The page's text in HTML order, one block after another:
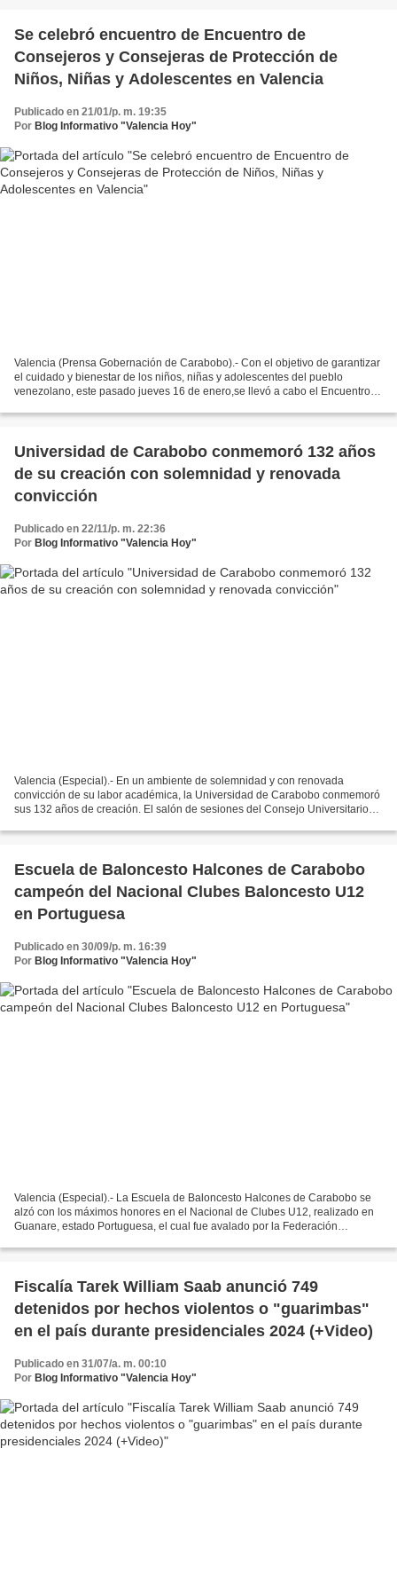
Se celebró encuentro de Encuentro de
Consejeros y Consejeras de Protección de
Niños, Niñas y Adolescentes en Valencia
Publicado en 21/01/p. m. 19:35
Por Blog Informativo "Valencia Hoy"
Valencia (Prensa Gobernación de Carabobo).- Con el objetivo de garantizar
el cuidado y bienestar de los niños, niñas y adolescentes del pueblo
venezolano, este pasado jueves 16 de enero,se llevó a cabo el Encuentro
Universidad de Carabobo conmemoró 132 años
de su creación con solemnidad y renovada
convicción
Publicado en 22/11/p. m. 22:36
Por Blog Informativo "Valencia Hoy"
Valencia (Especial).- En un ambiente de solemnidad y con renovada
convicción de su labor académica, la Universidad de Carabobo conmemoró
sus 132 años de creación. El salón de sesiones del Consejo Universitario
Escuela de Baloncesto Halcones de Carabobo
campeón del Nacional Clubes Baloncesto U12
en Portuguesa
Publicado en 30/09/p. m. 16:39
Por Blog Informativo "Valencia Hoy"
Valencia (Especial).- La Escuela de Baloncesto Halcones de Carabobo se
alzó con los máximos honores en el Nacional de Clubes U12, realizado en
Guanare, estado Portuguesa, el cual fue avalado por la Federación
Fiscalía Tarek William Saab anunció 749
detenidos por hechos violentos o "guarimbas"
en el país durante presidenciales 2024 (+Video)
Publicado en 31/07/a. m. 00:10
Por Blog Informativo "Valencia Hoy"